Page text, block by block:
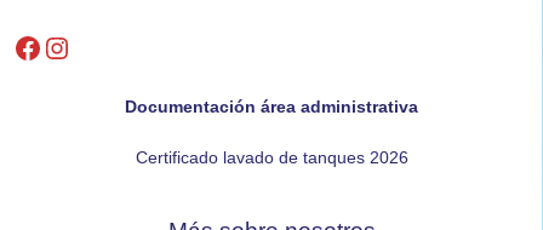
Facebook
Instagram
Documentación área administrativa
Certificado lavado de tanques 2026